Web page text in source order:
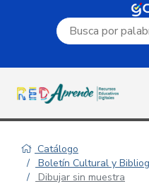
Campo de
Catálogo
Boletín Cultural y
Dibujar sin muestra